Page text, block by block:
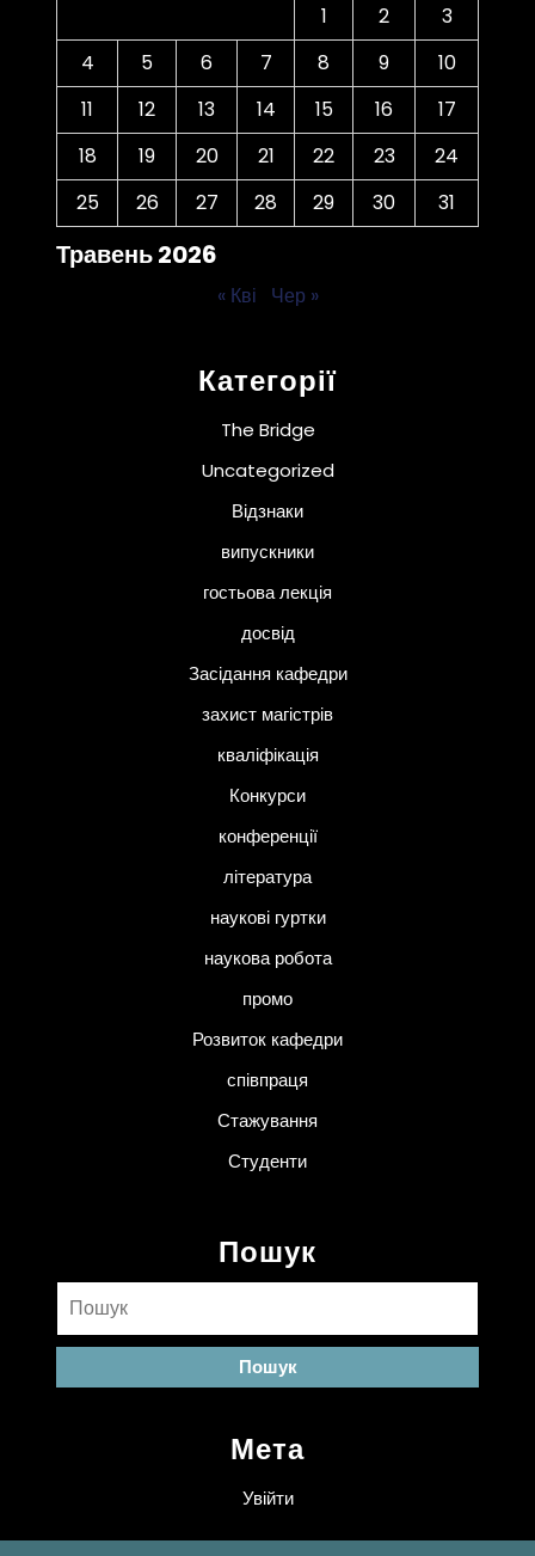
Травень 2026
1
2
3
4
5 6 7 8 9
10
11
12 13 14 15 16
17
18
19 20 21 22 23
24
25
26 27 28 29 30 31
« Кві Чер »
Категорії
The Bridge
Uncategorized
Відзнаки
випускники
гостьова лекція
досвід
Засідання кафедри
захист магістрів
кваліфікація
Конкурси
конференції
література
наукові гуртки
наукова робота
промо
Розвиток кафедри
співпраця
Стажування
Студенти
Пошук
Пошук:
Мета
Увійти